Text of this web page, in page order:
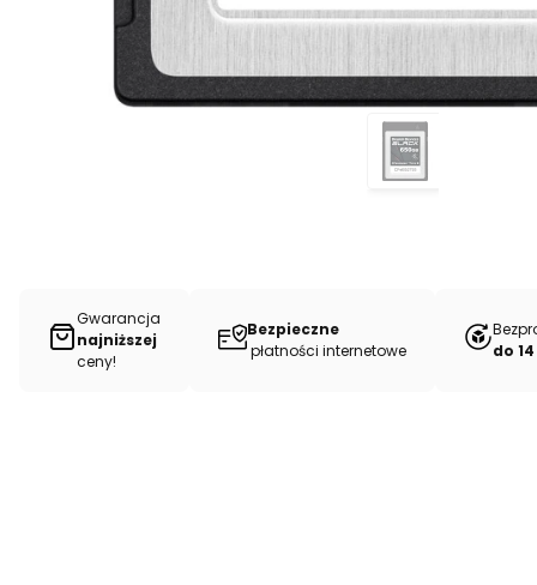
Gwarancja
najniższej
ceny!
Bezpieczne
płatności internetowe
do